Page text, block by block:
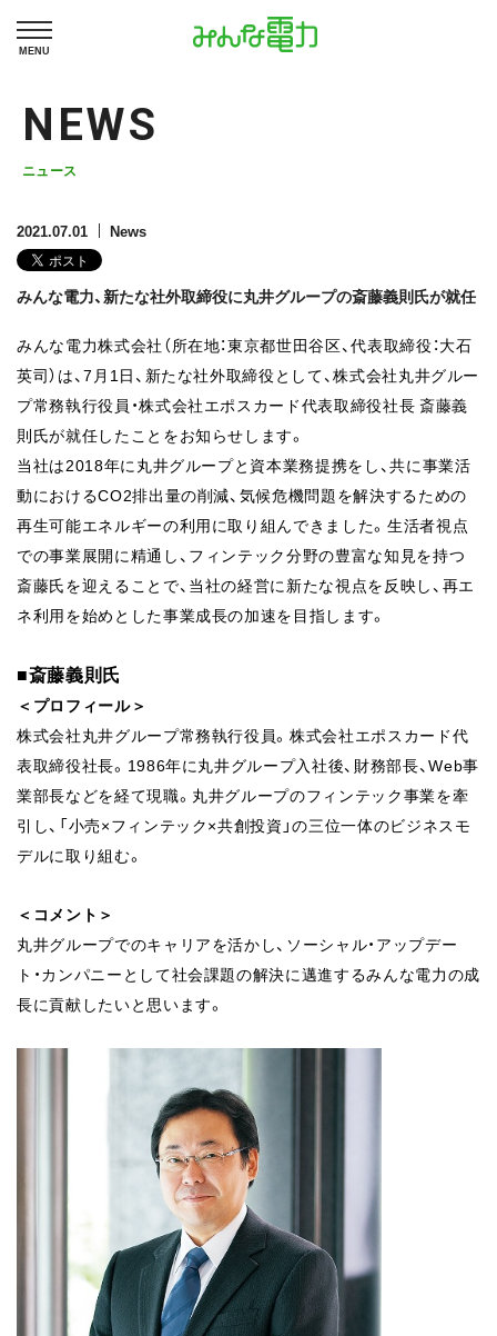
MENU
NEWS
ニュース
2021.07.01 News
みんな電力、新たな社外取締役に丸井グループの斎藤義則氏が就任
みんな電力株式会社（所在地：東京都世田谷区、代表取締役：大石
英司）は、7月1日、新たな社外取締役として、株式会社丸井グルー
プ常務執行役員・株式会社エポスカード代表取締役社長 斎藤義
則氏が就任したことをお知らせします。
当社は2018年に丸井グループと資本業務提携をし、共に事業活
動におけるCO2排出量の削減、気候危機問題を解決するための
再生可能エネルギーの利用に取り組んできました。生活者視点
での事業展開に精通し、フィンテック分野の豊富な知見を持つ
斎藤氏を迎えることで、当社の経営に新たな視点を反映し、再エ
ネ利用を始めとした事業成長の加速を目指します。
■斎藤義則氏
＜プロフィール＞
株式会社丸井グループ常務執行役員。株式会社エポスカード代
表取締役社長。1986年に丸井グループ入社後、財務部長、Web事
業部長などを経て現職。丸井グループのフィンテック事業を牽
引し、「小売×フィンテック×共創投資」の三位一体のビジネスモ
デルに取り組む。
＜コメント＞
丸井グループでのキャリアを活かし、ソーシャル・アップデー
ト・カンパニーとして社会課題の解決に邁進するみんな電力の成
長に貢献したいと思います。